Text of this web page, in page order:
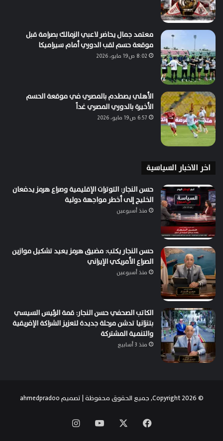
معتمد جمال يحاضر لاعبي الزمالك بصرامة قبل
موقعة حسم لقب الدوري أمام سيراميكا
8:02 ص19 مايو، 2026
الأهلي يصطدم بالمصري في موقعة الحسم
الأخيرة بالدوري المصري غداً
6:57 ص19 مايو، 2026
اخر الاخبار السياسية
حسن النجار: التوترات الإقليمية وصراع هرمز يدفعان
الخليج إلى أخطر مواجهة دولية
منذ أسبوعين
حسن النجار يكتب: مضيق هرمز يعيد تشكيل موازين
الصراع الأمريكي الإيراني
منذ أسبوعين
الكاتب الصحفي حسن النجار: قمة الرئيس السيسي
بتنزانيا تدشن مرحلة جديدة لتعزيز الشراكة الإفريقية
والتنمية المشتركة
منذ 3 أسابيع
© Copyright 2026, جميع الحقوق محفوظة | تصميم ahmedpradoo
فيسبوك ‫YouTube